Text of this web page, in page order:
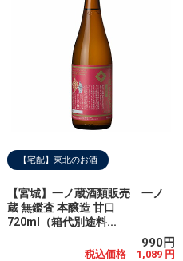
【宅配】東北のお酒
【宮城】一ノ蔵酒類販売 一ノ
蔵 無鑑査 本醸造 甘口
720ml（箱代別途料...
990円
税込価格 1,089 円